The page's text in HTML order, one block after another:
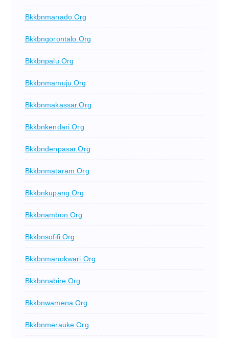
Bkkbnmanado.org
Bkkbngorontalo.org
Bkkbnpalu.org
Bkkbnmamuju.org
Bkkbnmakassar.org
Bkkbnkendari.org
Bkkbndenpasar.org
Bkkbnmataram.org
Bkkbnkupang.org
Bkkbnambon.org
Bkkbnsofifi.org
Bkkbnmanokwari.org
Bkkbnnabire.org
Bkkbnwamena.org
Bkkbnmerauke.org